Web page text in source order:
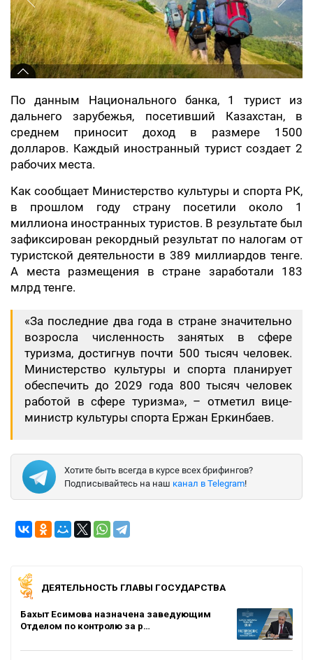
По данным Национального банка, 1 турист из
дальнего зарубежья, посетивший Казахстан, в
среднем приносит доход в размере 1500
долларов. Каждый иностранный турист создает 2
рабочих места.
Как сообщает Министерство культуры и спорта РК,
в прошлом году страну посетили около 1
миллиона иностранных туристов. В результате был
зафиксирован рекордный результат по налогам от
туристской деятельности в 389 миллиардов тенге.
А места размещения в стране заработали 183
млрд тенге.
«За последние два года в стране значительно
возросла численность занятых в сфере
туризма, достигнув почти 500 тысяч человек.
Министерство культуры и спорта планирует
обеспечить до 2029 года 800 тысяч человек
работой в сфере туризма», – отметил вице-
министр культуры спорта Ержан Еркинбаев.
Хотите быть всегда в курсе всех брифингов?
Подписывайтесь на наш канал в Telegram!
ДЕЯТЕЛЬНОСТЬ ГЛАВЫ ГОСУДАРСТВА
Бахыт Есимова назначена заведующим
Отделом по контролю за р…